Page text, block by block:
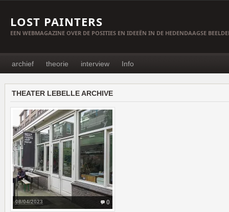
LOST PAINTERS
EEN WEBMAGAZINE OVER DE POSITIES EN IDEEËN IN DE HEDENDAAGSE
archief theorie interview Info
THEATER LEBELLE ARCHIVE
0
08/04/2023